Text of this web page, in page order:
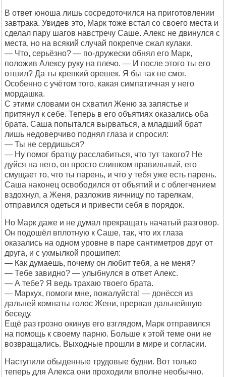
В ответ юноша лишь сосредоточился на приготовлении
завтрака. Увидев это, Марк тоже встал со своего места и
сделал пару шагов навстречу Саше. Алекс не двинулся с
места, но на всякий случай покрепче сжал кулаки.
— Что, серьёзно? — по-дружески обнял его Марк,
положив Алексу руку на плечо. — И после этого ты его
отшил? Да ты крепкий орешек. Я бы так не смог.
Особенно с учётом того, какая симпатичная у него
мордашка.
С этими словами он схватил Женю за запястье и
притянул к себе. Теперь в его объятиях оказались оба
брата. Саша попытался вырваться, а младший брат
лишь недоверчиво поднял глаза и спросил:
— Ты не сердишься?
— Ну помог братцу расслабиться, что тут такого? Не
дуйся на него, он просто слишком правильный, его
смущает то, что ты парень, и что у тебя уже есть парень.
Саша наконец освободился от объятий и с облегчением
вздохнул, а Женя, разложив яичницу по тарелкам,
отправился одеться и привести себя в порядок.
Но Марк даже и не думал прекращать начатый разговор.
Он подошёл вплотную к Саше, так, что их глаза
оказались на одном уровне в паре сантиметров друг от
друга, и с ухмылкой прошипел:
— Как думаешь, почему он любит тебя, а не меня?
— Тебе завидно? — улыбнулся в ответ Алекс.
— А тебе? Я ведь трахаю твоего брата.
— Маркух, помоги мне, пожалуйста! — донёсся из
дальней комнаты голос Жени, прервав дальнейшую
беседу.
Ещё раз грозно окинув его взглядом, Марк отправился
на помощь к своему парню. Больше к этой теме они не
возвращались. Выходные прошли в мире и согласии.
Наступили обыденные трудовые будни. Вот только
теперь для Алекса они проходили вполне необычно.